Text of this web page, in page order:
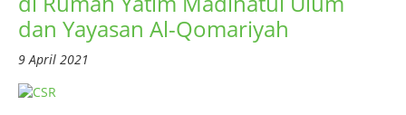
dan Yayasan Al-Qomariyah
9 April 2021